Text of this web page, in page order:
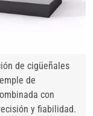
de cigüeñales
de
con
y fiabilidad.